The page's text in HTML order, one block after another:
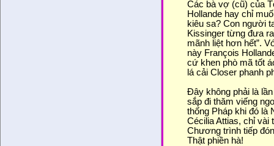
Các bà vợ (cũ) của
Hollande hay chỉ
kiêu sa? Con người
Kissinger từng đưa
mãnh liệt hơn hết”.
này François
cứ khen phò mã tốt
lá cải Closer phanh
Đây không phải là
sắp đi thăm viếng
thống Pháp khi đó
Cécilia Attias, chỉ
Chương trình tiếp
Thật phiền hà!